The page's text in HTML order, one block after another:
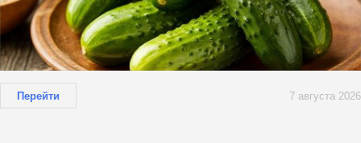
Перейти 7 августа 2026